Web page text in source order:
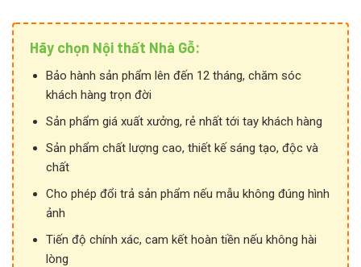
Hãy chọn Nội thất Nhà Gỗ:
Bảo hành sản phẩm lên đến 12 tháng, chăm sóc
khách hàng trọn đời
Sản phẩm giá xuất xưởng, rẻ nhất tới tay khách hàng
Sản phẩm chất lượng cao, thiết kế sáng tạo, độc và
chất
Cho phép đổi trả sản phẩm nếu mẫu không đúng hình
ảnh
Tiến độ chính xác, cam kết hoàn tiền nếu không hài
lòng